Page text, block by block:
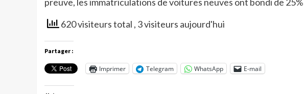
620 visiteurs total , 3 visiteurs aujourd'hui
Partager :
Imprimer Telegram WhatsApp E-mail